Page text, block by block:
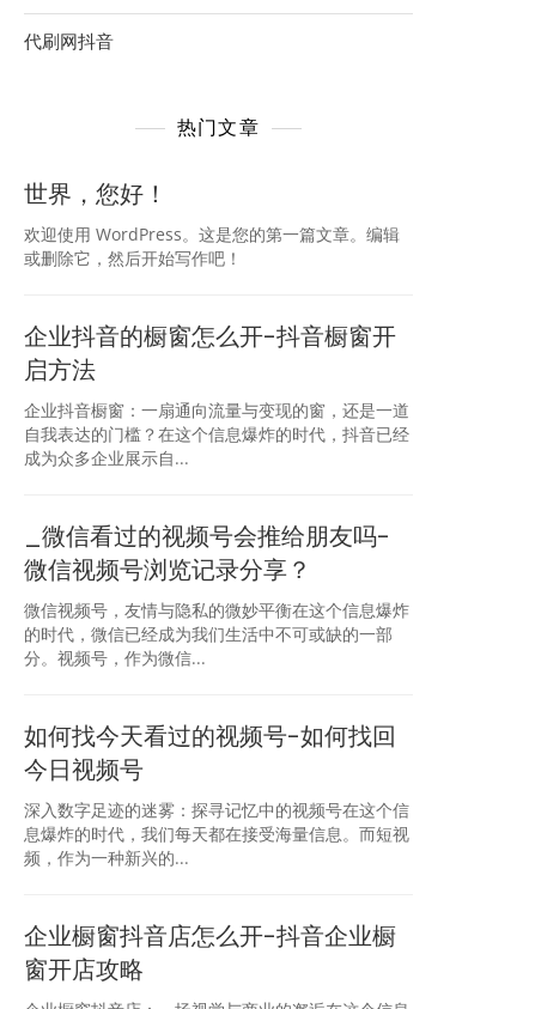
代刷网抖音
热门文章
世界，您好！
欢迎使用 WordPress。这是您的第一篇文章。编辑
或删除它，然后开始写作吧！
企业抖音的橱窗怎么开-抖音橱窗开
启方法
企业抖音橱窗：一扇通向流量与变现的窗，还是一道
自我表达的门槛？在这个信息爆炸的时代，抖音已经
成为众多企业展示自...
_微信看过的视频号会推给朋友吗-
微信视频号浏览记录分享？
微信视频号，友情与隐私的微妙平衡在这个信息爆炸
的时代，微信已经成为我们生活中不可或缺的一部
分。视频号，作为微信...
如何找今天看过的视频号-如何找回
今日视频号
深入数字足迹的迷雾：探寻记忆中的视频号在这个信
息爆炸的时代，我们每天都在接受海量信息。而短视
频，作为一种新兴的...
企业橱窗抖音店怎么开-抖音企业橱
窗开店攻略